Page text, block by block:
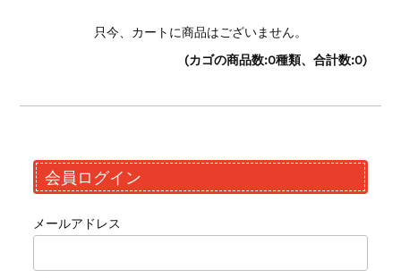
只今、カートに商品はございません。
(カゴの商品数:0種類、合計数:0)
会員ログイン
メールアドレス